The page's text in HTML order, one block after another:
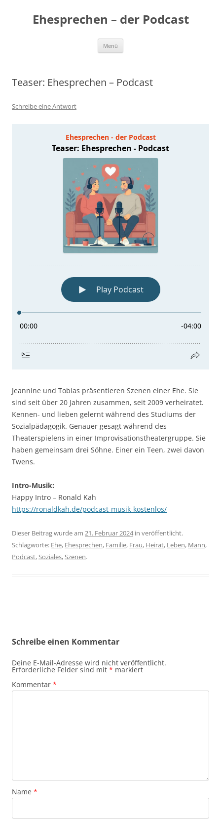
springenEhesprechen – der Podcast
Menü
Teaser: Ehesprechen – Podcast
Schreibe eine Antwort
Jeannine und Tobias präsentieren Szenen einer Ehe. Sie
sind seit über 20 Jahren zusammen, seit 2009 verheiratet.
Kennen- und lieben gelernt während des Studiums der
Sozialpädagogik. Genauer gesagt während des
Theaterspielens in einer Improvisationstheatergruppe. Sie
haben gemeinsam drei Söhne. Einer ein Teen, zwei davon
Twens.
Intro-Musik:
Happy Intro – Ronald Kah
https://ronaldkah.de/podcast-musik-kostenlos/
Dieser Beitrag wurde am 21. Februar 2024in veröffentlicht.
Schlagworte: Ehe, Ehesprechen, Familie, Frau, Heirat, Leben, Mann,
Podcast,Soziales,Szenen.
Schreibe einen Kommentar
Deine E-Mail-Adresse wird nicht veröffentlicht.
Erforderliche Felder sind mit * markiert
Kommentar *
Name *